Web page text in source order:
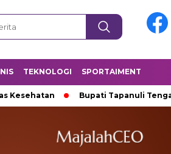
TEKNOLOGI SPORTAIMENT
Bupati Tapanuli Tengah